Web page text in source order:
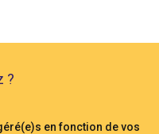
?
en fonction de vos